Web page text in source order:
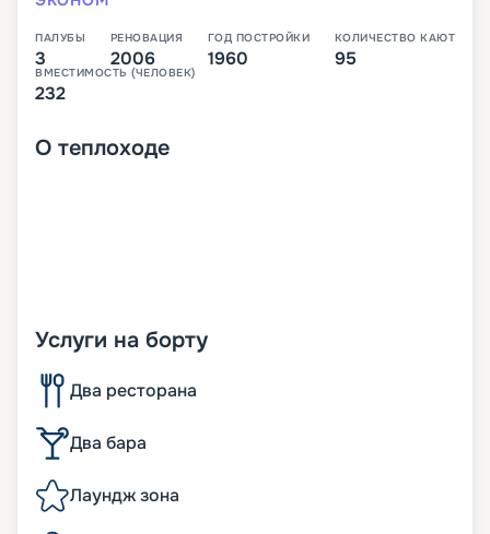
ПАЛУБЫ
3
РЕНОВАЦИЯ
2006
ГОД ПОСТРОЙКИ
1960
КОЛИЧЕСТВО КАЮТ
95
ВМЕСТИМОСТЬ (ЧЕЛОВЕК)
232
О теплоходе
Услуги на борту
Два ресторана
Два бара
Лаундж зона